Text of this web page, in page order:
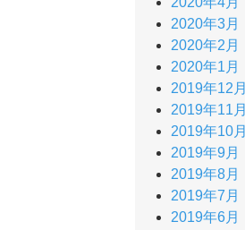
2020年3月
2020年2月
2020年1月
2019年12月
2019年11月
2019年10月
2019年9月
2019年8月
2019年7月
2019年6月